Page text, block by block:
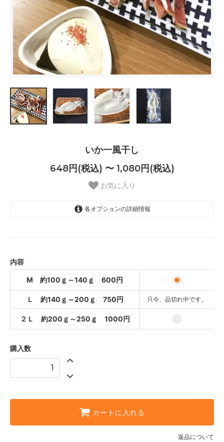
いか一風干し
648円(税込) 〜 1,080円(税込)
お気に入り
各オプションの詳細情報
只今、品切れ中です。
２Ｌ 約200ｇ～250ｇ 1000円
1,080円(税込)
内容
M 約100ｇ～140ｇ 600円
Ｌ 約140ｇ～200ｇ 750円 只今、品切れ中です。
２Ｌ 約200ｇ～250ｇ 1000円
購入数
カートに入れる
返品について